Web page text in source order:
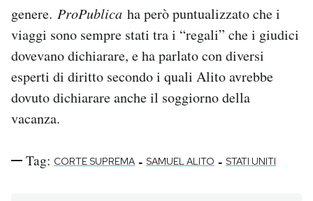
genere. ProPublica ha però puntualizzato che i
viaggi sono sempre stati tra i “regali” che i giudici
dovevano dichiarare, e ha parlato con diversi
esperti di diritto secondo i quali Alito avrebbe
dovuto dichiarare anche il soggiorno della
vacanza.
Tag: CORTE SUPREMA - SAMUEL ALITO - STATI UNITI